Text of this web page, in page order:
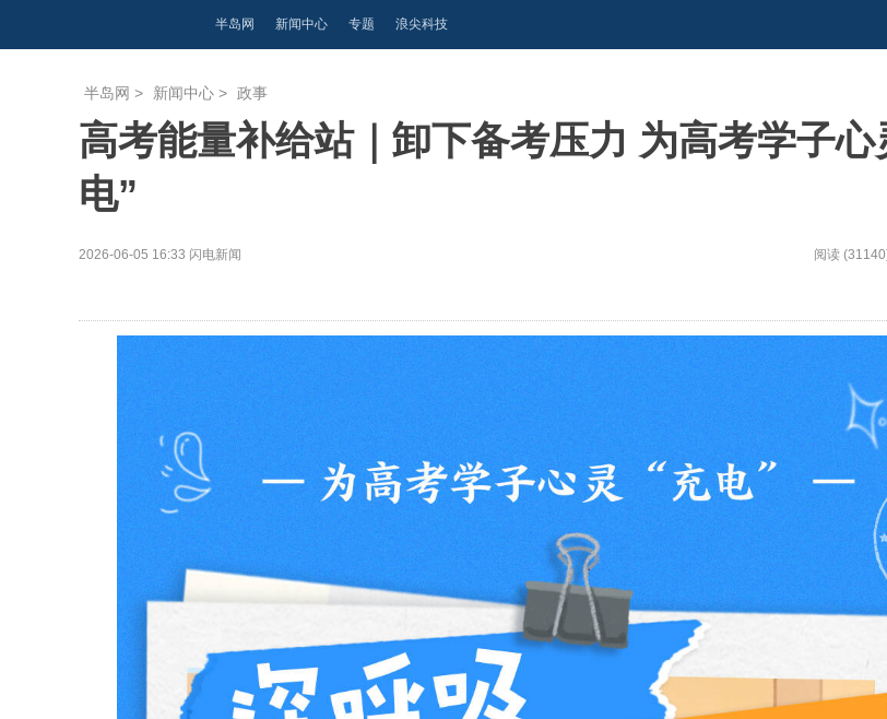
半岛网 新闻中心 专题 浪尖科技
半岛网 > 新闻中心 > 政事
高考能量补给站｜卸下备考压力 为高考学子心
电”
2026-06-05 16:33 闪电新闻 阅读